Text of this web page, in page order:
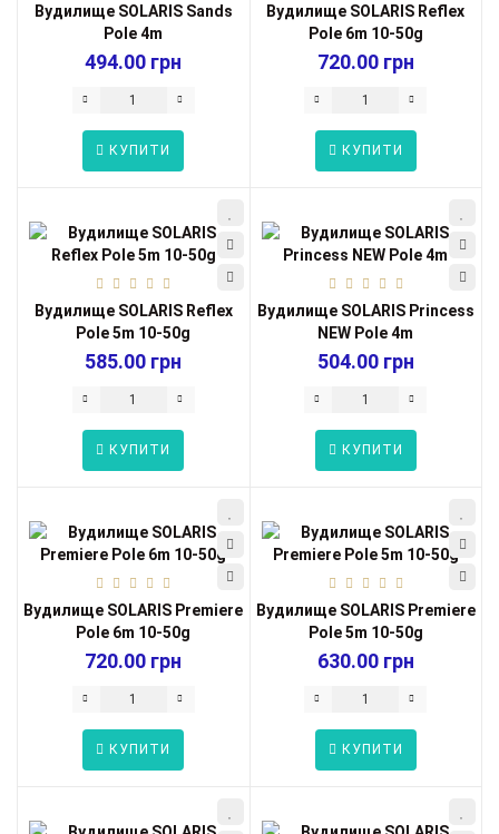
Вудилище SOLARIS Sands
Pole 4m
494.00 грн
КУПИТИ
Вудилище SOLARIS Reflex
Pole 6m 10-50g
720.00 грн
КУПИТИ
Вудилище SOLARIS Reflex
Pole 5m 10-50g
585.00 грн
КУПИТИ
Вудилище SOLARIS Princess
NEW Pole 4m
504.00 грн
КУПИТИ
Вудилище SOLARIS Premiere
Pole 6m 10-50g
720.00 грн
КУПИТИ
Вудилище SOLARIS Premiere
Pole 5m 10-50g
630.00 грн
КУПИТИ